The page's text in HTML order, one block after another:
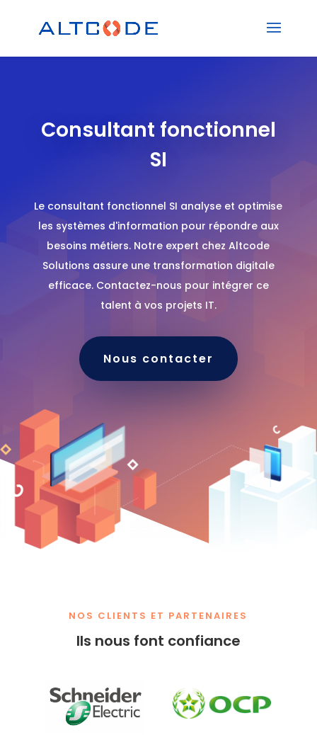
Consultant fonctionnel
SI
Le consultant fonctionnel SI analyse et optimise
les systèmes d'information pour répondre aux
besoins métiers. Notre expert chez Altcode
Solutions assure une transformation digitale
efficace. Contactez-nous pour intégrer ce
talent à vos projets IT.
Nous contacter
NOS CLIENTS ET PARTENAIRES
Ils nous font confiance